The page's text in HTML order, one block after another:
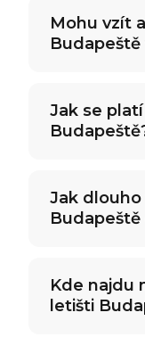
Mohu vzít
Budapeště
Jak se
Jak
Kde najdu
letišti